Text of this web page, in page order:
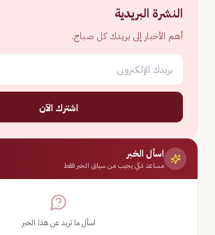
النشرة البريدية
أهم الأخبار إلى بريدك كل صباح.
اشترك الآن
اسأل الخبر
مساعد ذكي يجيب من سياق الخبر فقط
اسأل ما تريد عن هذا الخبر